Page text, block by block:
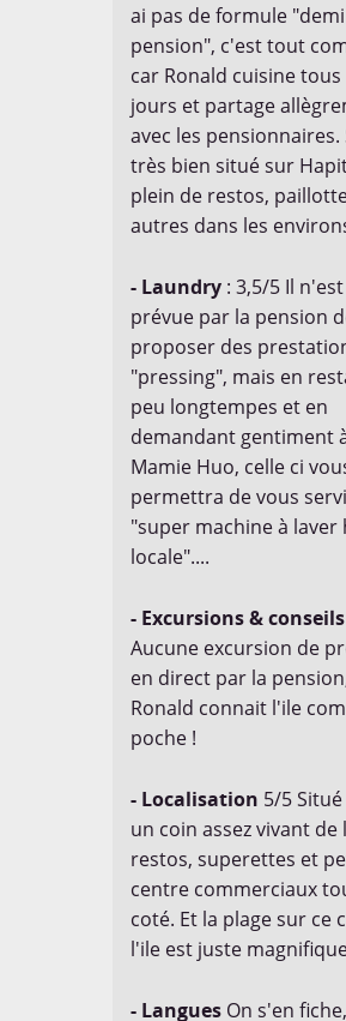
ai pas de formule "demi
pension", c'est tout
car Ronald cuisine tous
jours et partage
avec les pensionnaires.
très bien situé sur
plein de restos,
autres dans les
- Laundry : 3,5/5 Il
prévue par la pension
proposer des
"pressing", mais en
peu longtempes et en
demandant gentiment
Mamie Huo, celle ci
permettra de vous
"super machine à laver
locale"....
- Excursions & conseils
Aucune excursion de
en direct par la
Ronald connait l'ile
poche !
- Localisation 5/5
un coin assez vivant de
restos, superettes et
centre commerciaux
coté. Et la plage sur ce
l'ile est juste
- Langues On s'en